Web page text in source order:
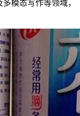
模态写作等领域，